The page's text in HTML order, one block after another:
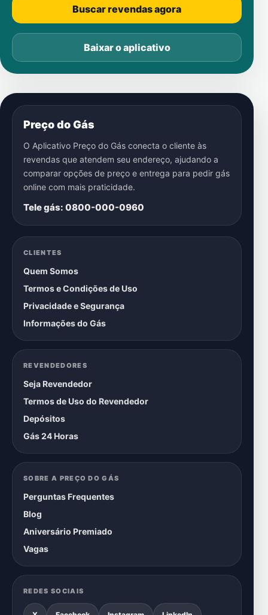
Buscar revendas agora
Baixar o aplicativo
Preço do Gás
O Aplicativo Preço do Gás conecta o cliente às
revendas que atendem seu endereço, ajudando a
comparar opções de preço e entrega para pedir gás
online com mais praticidade.
Tele gás: 0800-000-0960
CLIENTES
Quem Somos
Termos e Condições de Uso
Privacidade e Segurança
Informações do Gás
REVENDEDORES
Seja Revendedor
Termos de Uso do Revendedor
Depósitos
Gás 24 Horas
SOBRE A PREÇO DO GÁS
Perguntas Frequentes
Blog
Aniversário Premiado
Vagas
REDES SOCIAIS